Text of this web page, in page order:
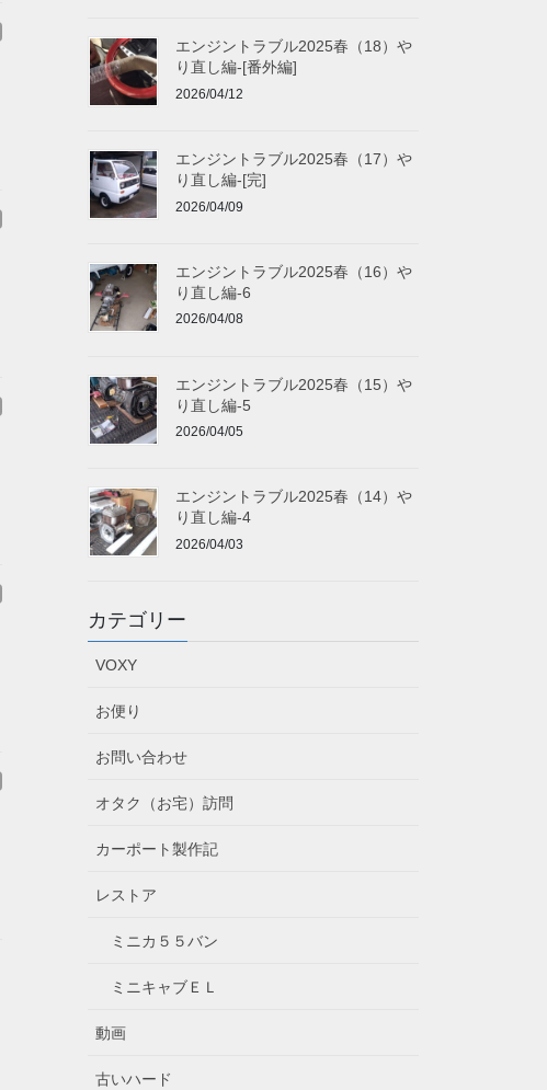
エンジントラブル2025春（18）や
り直し編-[番外編]
2026/04/12
エンジントラブル2025春（17）や
り直し編-[完]
2026/04/09
エンジントラブル2025春（16）や
り直し編-6
2026/04/08
エンジントラブル2025春（15）や
り直し編-5
2026/04/05
エンジントラブル2025春（14）や
り直し編-4
2026/04/03
カテゴリー
VOXY
お便り
お問い合わせ
オタク（お宅）訪問
カーポート製作記
レストア
ミニカ５５バン
ミニキャブＥＬ
動画
古いハード